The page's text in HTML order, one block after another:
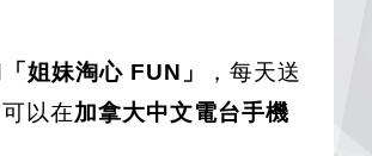
「姐妹淘心 FUN」
，每天送
以在加拿大中文電台手機